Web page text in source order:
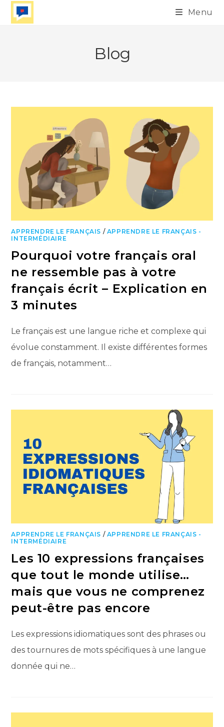
Skip
Menu
Blog
APPRENDRE LE FRANÇAIS / APPRENDRE LE FRANÇAIS -
INTERMÉDIAIRE
Pourquoi votre français oral
ne ressemble pas à votre
français écrit – Explication en
3 minutes
Le français est une langue riche et complexe qui
évolue constamment. Il existe différentes formes
de français, notamment…
APPRENDRE LE FRANÇAIS / APPRENDRE LE FRANÇAIS -
INTERMÉDIAIRE
Les 10 expressions françaises
que tout le monde utilise…
mais que vous ne comprenez
peut-être pas encore
Les expressions idiomatiques sont des phrases ou
des tournures de mots spécifiques à une langue
donnée qui ne…